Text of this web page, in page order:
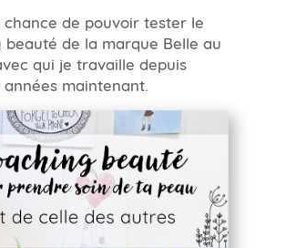
chance de pouvoir tester le
beauté de la marque Belle au
qui je travaille depuis
années maintenant.